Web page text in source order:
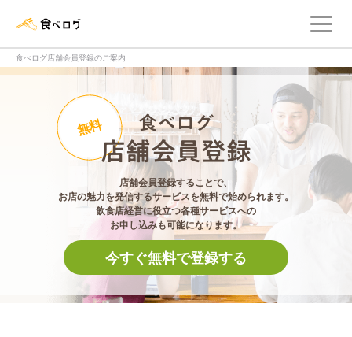
食べログ店舗会員登録のご案内
食べログ店舗会員
無料
店舗会員登録することで、
お店の魅力を発信するサービスを無料で始められます。
飲食店経営に役立つ各種サービスへの
お申し込みも可能になります。
今すぐ無料で登録する